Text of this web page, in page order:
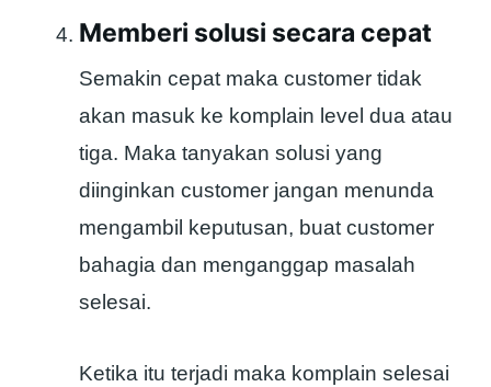
Memberi solusi secara cepat
Semakin cepat maka customer tidak
akan masuk ke komplain level dua atau
tiga. Maka tanyakan solusi yang
diinginkan customer jangan menunda
mengambil keputusan, buat customer
bahagia dan menganggap masalah
selesai.
Ketika itu terjadi maka komplain selesai